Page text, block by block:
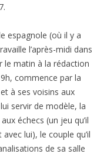
espagnole (où il y a
l’après-midi dans
le matin à la rédaction
commence par la
à ses voisins aux
servir de modèle, la
échecs (un jeu qu’il
lui), le couple qu’il
de sa salle